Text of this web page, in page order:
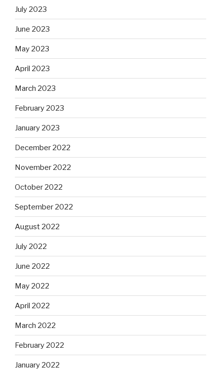
July 2023
June 2023
May 2023
April 2023
March 2023
February 2023
January 2023
December 2022
November 2022
October 2022
September 2022
August 2022
July 2022
June 2022
May 2022
April 2022
March 2022
February 2022
January 2022